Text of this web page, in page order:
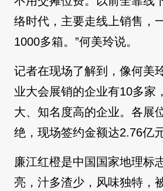
络时代，主要走线上销售，
1000多箱。”何美玲说。
记者在现场了解到，像何美
业大会展销的企业有10多家
大、知名度高的企业。各展
绝，现场签约金额达2.76亿元
廉江红橙是中国国家地理标
亮，汁多渣少，风味独特，